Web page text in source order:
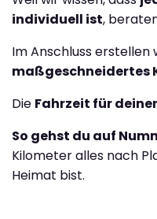
individuell ist,
Im Anschluss erstellen
maßgeschneidertes
Die Fahrzeit für
So gehst du auf
Kilometer alles nach
Heimat bist.